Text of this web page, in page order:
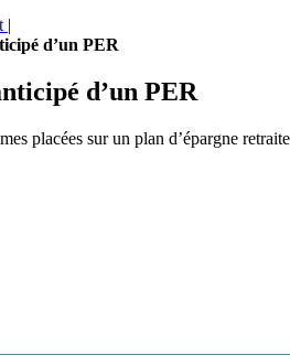
|
d’un PER
d’un PER
placées sur un plan d’épargne